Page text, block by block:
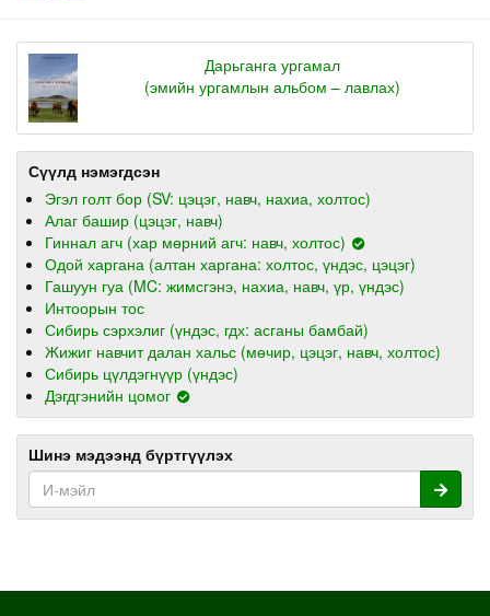
Дарьганга ургамал
(эмийн ургамлын альбом – лавлах)
Сүүлд нэмэгдсэн
Эгэл голт бор (SV: цэцэг, навч, нахиа, холтос)
Алаг башир (цэцэг, навч)
Гиннал агч (хар мөрний агч: навч, холтос)
Одой харгана (алтан харгана: холтос, үндэс, цэцэг)
Гашуун гуа (MC: жимсгэнэ, нахиа, навч, үр, үндэс)
Интоорын тос
Сибирь сэрхэлиг (үндэс, гдх: асганы бамбай)
Жижиг навчит далан хальс (мөчир, цэцэг, навч, холтос)
Сибирь цүлдэгнүүр (үндэс)
Дэгдгэнийн цомог
Шинэ мэдээнд бүртгүүлэх